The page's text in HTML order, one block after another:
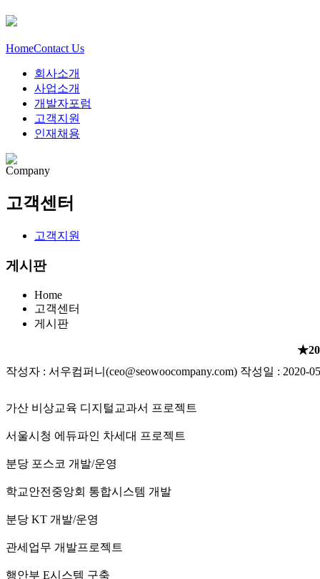
HomeContact Us
회사소개
사업소개
개발자포럼
고객지원
인재채용
Company
고객센터
고객지원
게시판
Home
고객센터
게시판
작성자 : 서우컴퍼니(ceo@seowoocompany.com) 작성일 : 2020-
가산 비상교육 디지털교과서 프로젝트
서울시청 에듀파인 차세대 프로젝트
분당 포스코 개발/운영
학교안전중앙회 통합시스템 개발
분당 KT 개발/운영
관세업무 개발프로젝트
행안부 E시스템 구축